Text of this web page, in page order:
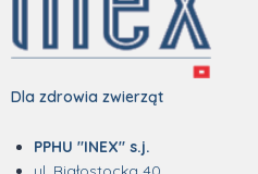
Dla zdrowia zwierząt
PPHU "INEX" s.j.